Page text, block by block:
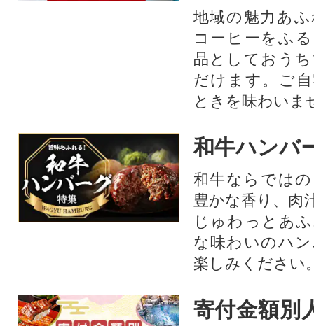
地域の魅力あ
コーヒーをふ
品としておう
だけます。ご
ときを味わいま
和牛ハンバ
和牛ならでは
豊かな香り、肉
じゅわっとあ
な味わいのハ
楽しみください
寄付金額別